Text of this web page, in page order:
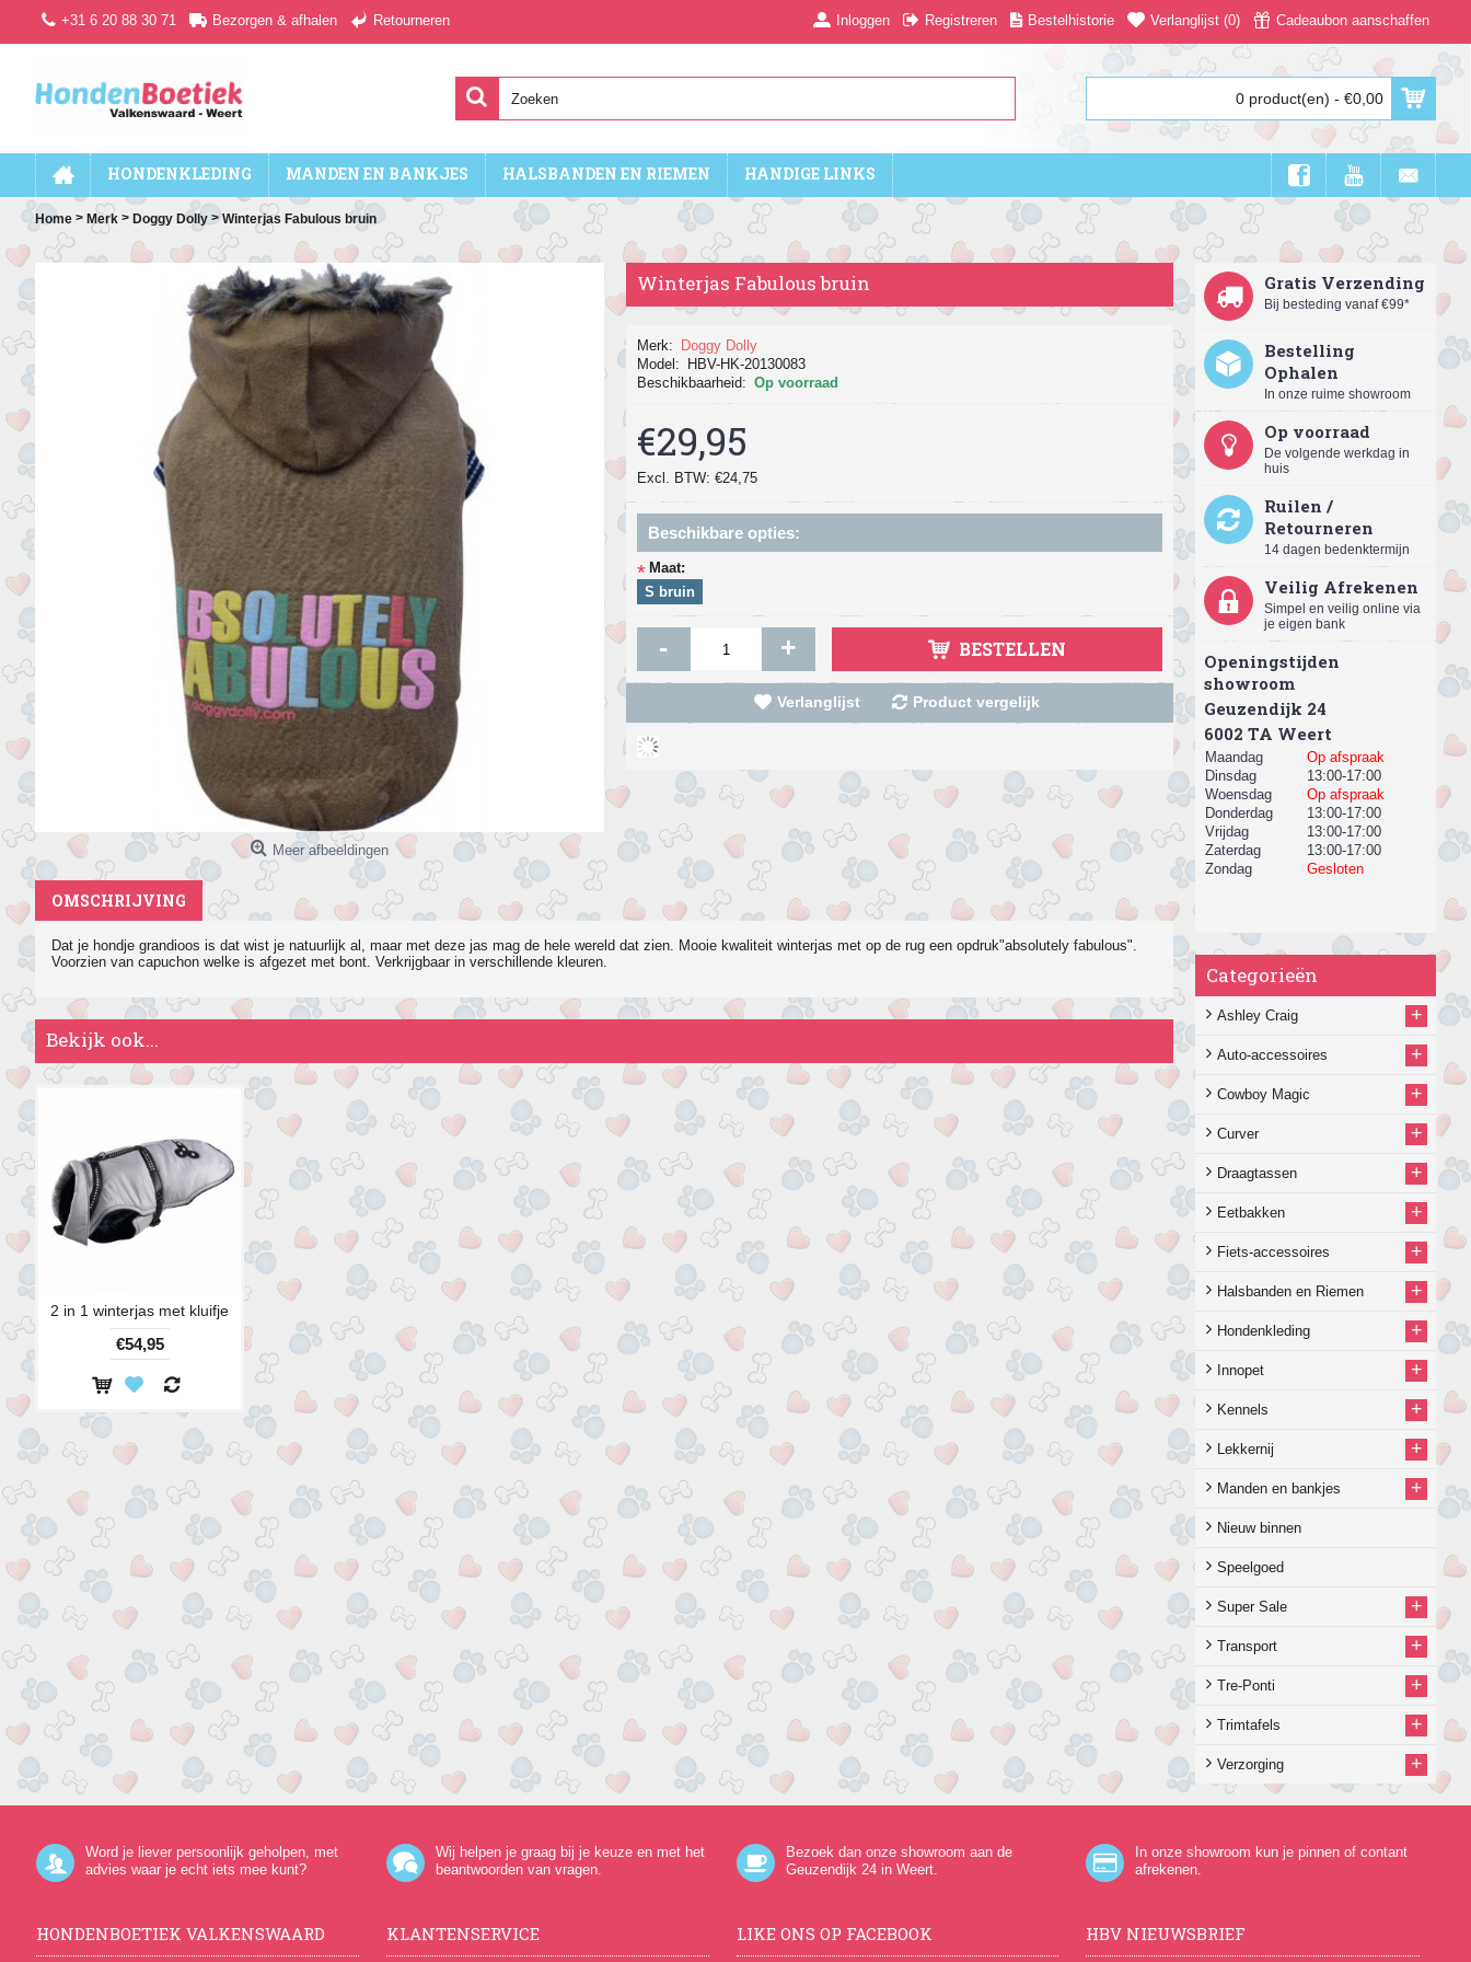
+31 6 20 88 30 71 Bezorgen & afhalen Retourneren Inloggen Registreren Bestelhistorie Verlanglijst (0) Cadeaubon aanschaffen
0 product(en) - €0,00
HONDENKLEDING MANDEN EN BANKJES HALSBANDEN EN RIEMEN HANDIGE LINKS
Home > Merk > Doggy Dolly >Winterjas Fabulous bruin
Gratis Verzending
Bij besteding vanaf €99*
Bestelling
Ophalen
In onze ruime showroom
Op voorraad
De volgende werkdag in
huis
Ruilen /
Retourneren
14 dagen bedenktermijn
Veilig Afrekenen
Simpel en veilig online via
je eigen bank
Openingstijden
showroom
Geuzendijk 24
​6002 TA Weert
Maandag
Op afspraak
Dinsdag
13:00-17:00
Woensdag
Op afspraak
Donderdag
13:00-17:00
Vrijdag
13:00-17:00
Zaterdag
13:00-17:00
Zondag
Gesloten
Categorieën
Ashley Craig +
Auto-accessoires +
Cowboy Magic +
Curver +
Draagtassen +
Eetbakken +
Fiets-accessoires +
Halsbanden en Riemen +
Hondenkleding +
Innopet +
Kennels +
Lekkernij +
Manden en bankjes +
Nieuw binnen
Speelgoed
Super Sale +
Transport +
Tre-Ponti +
Trimtafels +
Verzorging +
Meer afbeeldingen
Winterjas Fabulous bruin
Merk:
Doggy Dolly
Model:
HBV-HK-20130083
Beschikbaarheid: Op voorraad
€29,95
Excl. BTW: €24,75
Beschikbare opties:
* Maat:
S bruin
- + BESTELLEN
Verlanglijst Product vergelijk
OMSCHRIJVING
Dat je hondje grandioos is dat wist je natuurlijk al, maar met deze jas mag de hele wereld dat zien. Mooie kwaliteit winterjas met op de rug een opdruk"absolutely fabulous".
Voorzien van capuchon welke is afgezet met bont. Verkrijgbaar in verschillende kleuren.
Bekijk ook...
2 in 1 winterjas met kluifje
€54,95
Word je liever persoonlijk geholpen, met
advies waar je echt iets mee kunt?
Wij helpen je graag bij je keuze en met het
beantwoorden van vragen.
Bezoek dan onze showroom aan de
Geuzendijk 24in Weert.
In onze showroom kun je pinnen of contant
afrekenen.
HONDENBOETIEK VALKENSWAARD KLANTENSERVICE LIKE ONS OP FACEBOOK HBV NIEUWSBRIEF